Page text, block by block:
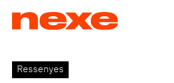
Back
to
Ressenyes